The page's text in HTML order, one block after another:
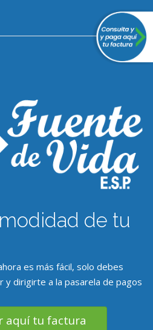
de tu
es más fácil, solo debes
y dirigirte a la pasarela de pagos
aquí tu factura